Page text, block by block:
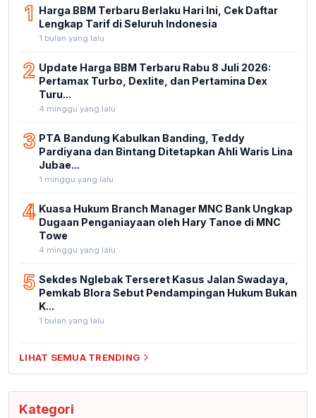
1 Harga BBM Terbaru Berlaku Hari Ini, Cek Daftar
Lengkap Tarif di Seluruh Indonesia
1 bulan yang lalu
2 Update Harga BBM Terbaru Rabu 8 Juli 2026:
Pertamax Turbo, Dexlite, dan Pertamina Dex
Turu...
4 minggu yang lalu
3 PTA Bandung Kabulkan Banding, Teddy
Pardiyana dan Bintang Ditetapkan Ahli Waris Lina
Jubae...
1 minggu yang lalu
4 Kuasa Hukum Branch Manager MNC Bank Ungkap
Dugaan Penganiayaan oleh Hary Tanoe di MNC
Towe
4 minggu yang lalu
5 Sekdes Nglebak Terseret Kasus Jalan Swadaya,
Pemkab Blora Sebut Pendampingan Hukum Bukan
K...
1 bulan yang lalu
LIHAT SEMUA TRENDING
Kategori